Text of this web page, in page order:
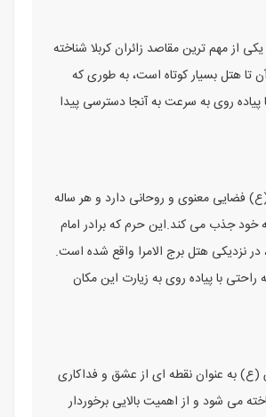
از مهم ‌ترین مقاصد زائران کربلا شناخته
تا هتل بسیار کوتاه است، به طوری که
پیاده ‌روی به سرعت به آنجا دسترسی پیدا
فضایی معنوی و روحانی دارد و هر ساله
خود جذب می ‌کند.این حرم که برادر امام
هتل برج الامرا واقع شده است.
راحتی با پیاده‌ روی به زیارت این مکان
به عنوان نقطه ‌ای از عشق و فداکاری
می ‌شود و از اهمیت بالایی برخوردار